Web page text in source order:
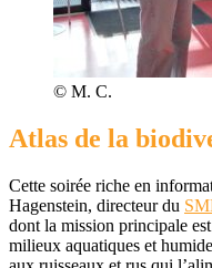
© M. C.
Atlas de la
Cette soirée riche en
Hagenstein, directeur du
dont la mission principale
milieux aquatiques et